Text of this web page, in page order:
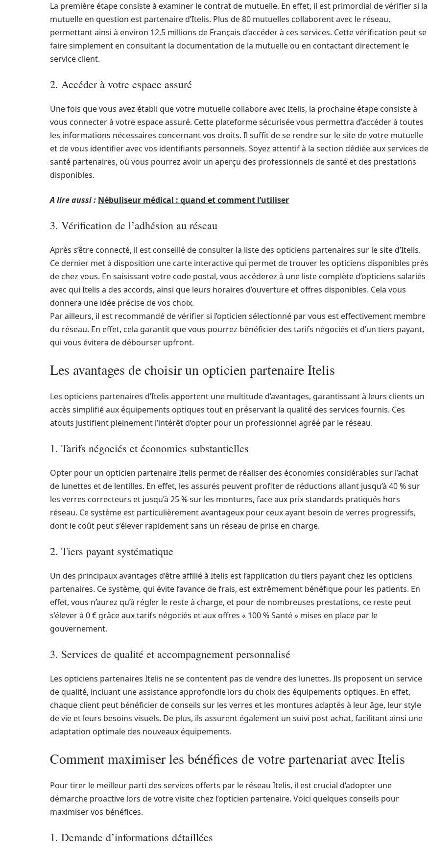
La première étape consiste à examiner le contrat de mutuelle. En effet, il est primordial de vérifier si la
mutuelle en question est partenaire d’Itelis. Plus de 80 mutuelles collaborent avec le réseau,
permettant ainsi à environ 12,5 millions de Français d’accéder à ces services. Cette vérification peut se
faire simplement en consultant la documentation de la mutuelle ou en contactant directement le
service client.
2. Accéder à votre espace assuré
Une fois que vous avez établi que votre mutuelle collabore avec Itelis, la prochaine étape consiste à
vous connecter à votre espace assuré. Cette plateforme sécurisée vous permettra d’accéder à toutes
les informations nécessaires concernant vos droits. Il suffit de se rendre sur le site de votre mutuelle
et de vous identifier avec vos identifiants personnels. Soyez attentif à la section dédiée aux services de
santé partenaires, où vous pourrez avoir un aperçu des professionnels de santé et des prestations
disponibles.
A lire aussi : Nébuliseur médical : quand et comment l’utiliser
3. Vérification de l’adhésion au réseau
Après s’être connecté, il est conseillé de consulter la liste des opticiens partenaires sur le site d’Itelis.
Ce dernier met à disposition une carte interactive qui permet de trouver les opticiens disponibles près
de chez vous. En saisissant votre code postal, vous accéderez à une liste complète d’opticiens salariés
avec qui Itelis a des accords, ainsi que leurs horaires d’ouverture et offres disponibles. Cela vous
donnera une idée précise de vos choix.
Par ailleurs, il est recommandé de vérifier si l’opticien sélectionné par vous est effectivement membre
du réseau. En effet, cela garantit que vous pourrez bénéficier des tarifs négociés et d’un tiers payant,
qui vous évitera de débourser upfront.
Les avantages de choisir un opticien partenaire Itelis
Les opticiens partenaires d’Itelis apportent une multitude d’avantages, garantissant à leurs clients un
accès simplifié aux équipements optiques tout en préservant la qualité des services fournis. Ces
atouts justifient pleinement l’intérêt d’opter pour un professionnel agréé par le réseau.
1. Tarifs négociés et économies substantielles
Opter pour un opticien partenaire Itelis permet de réaliser des économies considérables sur l’achat
de lunettes et de lentilles. En effet, les assurés peuvent profiter de réductions allant jusqu’à 40 % sur
les verres correcteurs et jusqu’à 25 % sur les montures, face aux prix standards pratiqués hors
réseau. Ce système est particulièrement avantageux pour ceux ayant besoin de verres progressifs,
dont le coût peut s’élever rapidement sans un réseau de prise en charge.
2. Tiers payant systématique
Un des principaux avantages d’être affilié à Itelis est l’application du tiers payant chez les opticiens
partenaires. Ce système, qui évite l’avance de frais, est extrêmement bénéfique pour les patients. En
effet, vous n’aurez qu’à régler le reste à charge, et pour de nombreuses prestations, ce reste peut
s’élever à 0 € grâce aux tarifs négociés et aux offres « 100 % Santé » mises en place par le
gouvernement.
3. Services de qualité et accompagnement personnalisé
Les opticiens partenaires Itelis ne se contentent pas de vendre des lunettes. Ils proposent un service
de qualité, incluant une assistance approfondie lors du choix des équipements optiques. En effet,
chaque client peut bénéficier de conseils sur les verres et les montures adaptés à leur âge, leur style
de vie et leurs besoins visuels. De plus, ils assurent également un suivi post-achat, facilitant ainsi une
adaptation optimale des nouveaux équipements.
Comment maximiser les bénéfices de votre partenariat avec Itelis
Pour tirer le meilleur parti des services offerts par le réseau Itelis, il est crucial d’adopter une
démarche proactive lors de votre visite chez l’opticien partenaire. Voici quelques conseils pour
maximiser vos bénéfices.
1. Demande d’informations détaillées